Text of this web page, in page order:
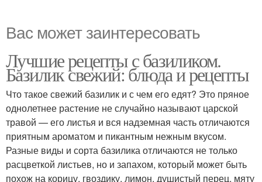
Вас может заинтересовать
Лучшие рецепты с базиликом.
Базилик свежий: блюда и рецепты
Что такое свежий базилик и с чем его едят? Это пряное
однолетнее растение не случайно называют царской
травой — его листья и вся надземная часть отличаются
приятным ароматом и пикантным нежным вкусом.
Разные виды и сорта базилика отличаются не только
расцветкой листьев, но и запахом, который может быть
похож на корицу, гвоздику, лимон, душистый перец, мяту